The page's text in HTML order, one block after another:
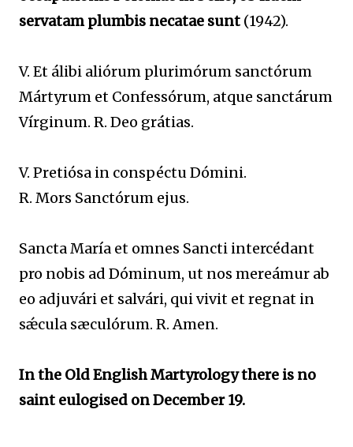
servatam plumbis necatae sunt (1942).
V. Et álibi aliórum plurimórum sanctórum
Mártyrum et Confessórum, atque sanctárum
Vírginum. R. Deo grátias.
V. Pretiósa in conspéctu Dómini.
R. Mors Sanctórum ejus.
Sancta María et omnes Sancti intercédant
pro nobis ad Dóminum, ut nos mereámur ab
eo adjuvári et salvári, qui vivit et regnat in
sǽcula sæculórum. R. Amen.
In the Old English Martyrologythere is no
saint eulogised onDecember 19.